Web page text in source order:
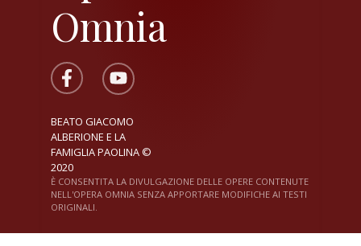
Omnia
BEATO GIACOMO
ALBERIONE E LA
FAMIGLIA PAOLINA ©
2020
È CONSENTITA LA DIVULGAZIONE DELLE OPERE CONTENUTE
NELL'OPERA OMNIA SENZA APPORTARE MODIFICHE AI TESTI
ORIGINALI.